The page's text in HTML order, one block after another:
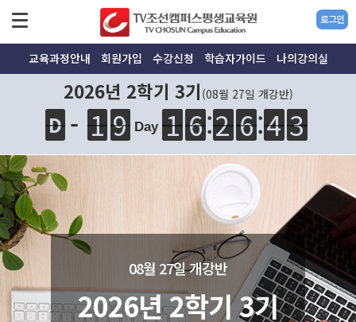
로그인
교육과정안내 회원가입 수강신청 학습자가이드 나의강의실
2026년 2학기 3기 (08월 27일 개강반)
D - Day
1
1 9
9 1
1 6
6:2
2 6
6
6:4
4
4 2
3
3
08월 27일 개강반
2026년 2학기 3기